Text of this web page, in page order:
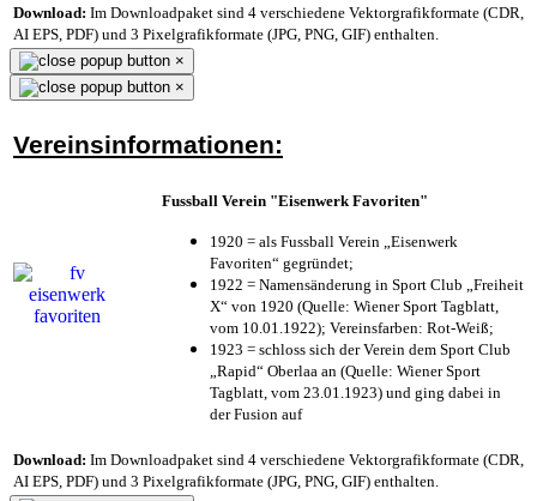
Download: Im Downloadpaket sind 4 verschiedene Vektorgrafikformate (CDR,
AI EPS, PDF) und 3 Pixelgrafikformate (JPG, PNG, GIF) enthalten.
×
×
Vereinsinformationen:
Fussball Verein "Eisenwerk Favoriten"
1920 = als Fussball Verein „Eisenwerk
Favoriten“ gegründet;
1922 = Namensänderung in Sport Club „Freiheit
X“ von 1920 (Quelle: Wiener Sport Tagblatt,
vom 10.01.1922); Vereinsfarben: Rot-Weiß;
1923 = schloss sich der Verein dem Sport Club
„Rapid“ Oberlaa an (Quelle: Wiener Sport
Tagblatt, vom 23.01.1923) und ging dabei in
der Fusion auf
Download: Im Downloadpaket sind 4 verschiedene Vektorgrafikformate (CDR,
AI EPS, PDF) und 3 Pixelgrafikformate (JPG, PNG, GIF) enthalten.